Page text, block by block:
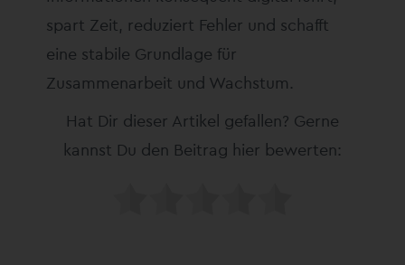
spart Zeit, reduziert Fehler und schafft
eine stabile Grundlage für
Zusammenarbeit und Wachstum.
Hat Dir dieser Artikel gefallen? Gerne
kannst Du den Beitrag hier bewerten: